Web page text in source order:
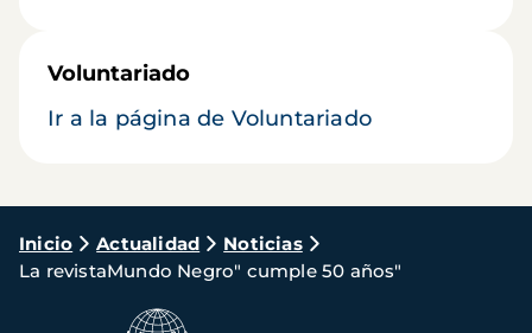
Voluntariado
Ir a la página de Voluntariado
Ruta
de
navegación
Inicio Actualidad
Noticias
La revistaMundo Negro" cumple 50 años"